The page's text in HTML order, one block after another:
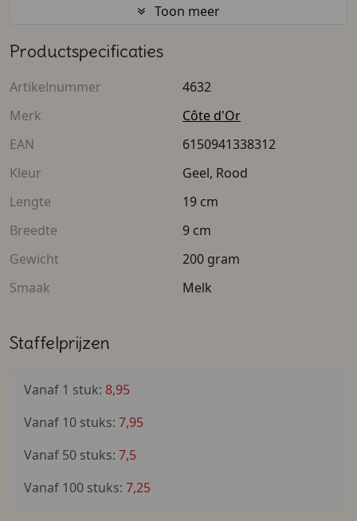
trainingen en alle spannende wedstrijden. Ook voor de
Chocolade valt altijd goed in de smaak.
Gepersonaliseerd afscheidscadeau team
Deze Côte d'Or chocoladereep heeft een inhoud van
200 gram chocolade. Zelf kun je kiezen uit puur en
melk. Daarnaast kun je de wikkel van de chocoladereep
volledig zelf ontwerpen. Je kiest eigen afbeeldingen,
tekst of eventueel een logo van de club. Zo kun je ook
deze chocoladereep inzetten als afscheidscadeau van
Ook als cadeau voor de voetbaltrainer blijft deze
chocoladereep erg leuk en lekker. Zeker de zelfgekozen
bedrukken deze in hoge kwaliteit en jij hebt deze vaak
de volgende dag nog in huis.
Toon meer
Productspecificaties
Artikelnummer
4632
Merk
Côte d'Or
EAN
6150941338312
Kleur
Geel, Rood
Lengte
19 cm
Breedte
9 cm
Gewicht
200 gram
Smaak
Melk
Staffelprijzen
Vanaf 1 stuk: 8,95
Vanaf 10 stuks: 7,95
Vanaf 50 stuks: 7,5
Vanaf 100 stuks: 7,25